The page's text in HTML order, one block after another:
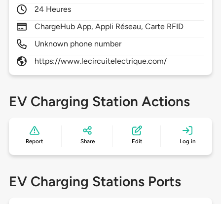
24 Heures
ChargeHub App, Appli Réseau, Carte RFID
Unknown phone number
https://www.lecircuitelectrique.com/
EV Charging Station Actions
Report Share Edit Log in
EV Charging Stations Ports